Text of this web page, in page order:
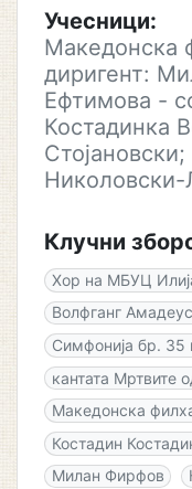
Учесници:
Македонска
диригент:
Ефтимова -
Костадинка
Николовски-
Клучни
Хор на МБУЦ
Волфганг
Симфонија бр. 35
кантата Мртвите
Македонска
Костадин
Милан Фирфов